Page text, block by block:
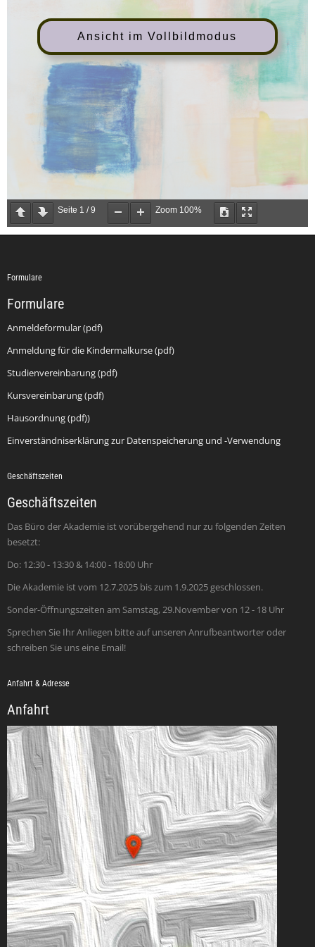
Ansicht im Vollbildmodus
Seite 1 /9 Zoom 100%
Formulare
Formulare
Anmeldeformular (pdf)
Anmeldung für die Kindermalkurse (pdf)
Studienvereinbarung (pdf)
Kursvereinbarung (pdf)
Hausordnung (pdf))
Einverständniserklärung zur Datenspeicherung und -Verwendung
Geschäftszeiten
Geschäftszeiten
Das Büro der Akademie ist vorübergehend nur zu folgenden Zeiten
besetzt:
Do: 12:30 - 13:30 & 14:00 - 18:00 Uhr
Die Akademie ist vom 12.7.2025 bis zum 1.9.2025 geschlossen.
Sonder-Öffnungszeiten am Samstag, 29.November von 12 - 18 Uhr
Sprechen Sie Ihr Anliegen bitte auf unseren Anrufbeantworter oder
schreiben Sie uns eine Email!
Anfahrt & Adresse
Anfahrt